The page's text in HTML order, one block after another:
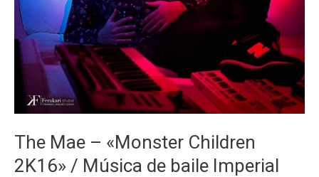
The Mae – «Monster Children
2K16» / Música de baile Imperial